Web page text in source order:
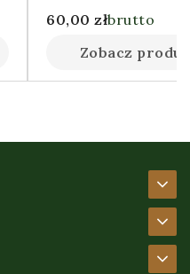
60,00 złbrutto
Zobacz